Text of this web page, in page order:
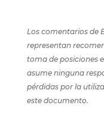
Los comentarios de
representan
toma de posiciones
asume ninguna
pérdidas por la
este documento.